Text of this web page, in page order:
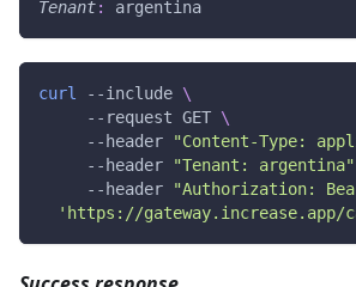
Tenant: argentina
curl --include \
     --request GET
\
     --header
"Content-Type:
     --header
"Tenant: argentina"
     --header
"Authorization:
'https://